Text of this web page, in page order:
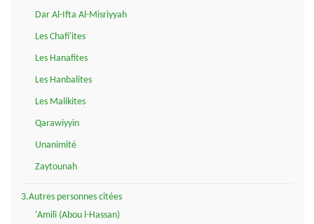
Dar Al-Ifta Al-Misriyyah
Les Chafi'ites
Les Hanafites
Les Hanbalites
Les Malikites
Qarawiyyin
Unanimité
Zaytounah
3.Autres personnes citées
'Amili (Abou l-Hassan)